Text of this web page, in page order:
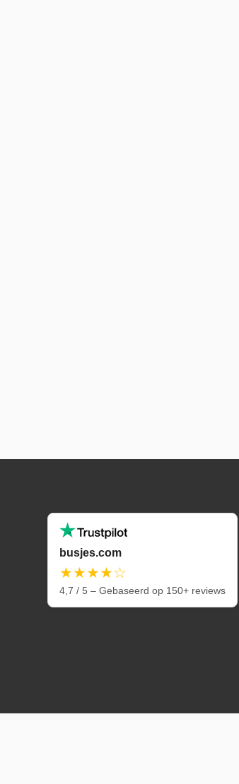
busjes.com
★★★★☆
4,7 / 5 – Gebaseerd op 150+ reviews